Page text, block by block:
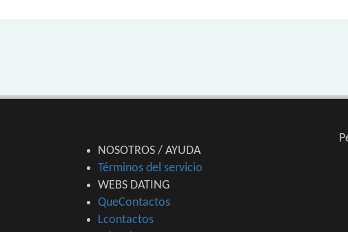
NOSOTROS / AYUDA
Términos del servicio
WEBS DATING
QueContactos
Lcontactos